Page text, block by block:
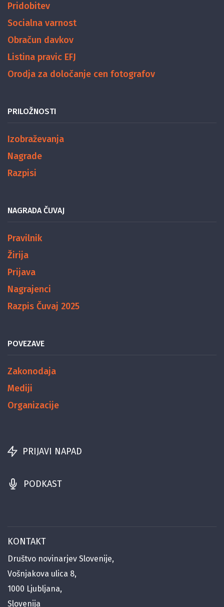
Pridobitev
Socialna varnost
Obračun davkov
Listina pravic EFJ
Orodja za določanje cen fotografov
PRILOŽNOSTI
Izobraževanja
Nagrade
Razpisi
NAGRADA ČUVAJ
Pravilnik
Žirija
Prijava
Nagrajenci
Razpis Čuvaj 2025
POVEZAVE
Zakonodaja
Mediji
Organizacije
PRIJAVI NAPAD
PODKAST
KONTAKT
Društvo novinarjev Slovenije,
Vošnjakova ulica 8,
1000 Ljubljana,
Slovenija